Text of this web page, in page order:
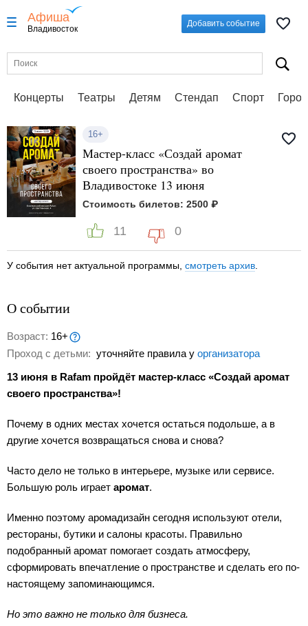
Афиша
Владивосток
Добавить событие
Концерты Театры Детям Стендап Спорт
16+
Мастер-класс «Создай аромат
своего пространства» во
Владивостоке 13 июня
Стоимость билетов: 2500 ₽
11 0
У события нет актуальной программы, смотреть архив
О событии
Возраст: 16+
Проход с детьми: уточняйте правила у организатора
13 июня в Rafam пройдёт мастер-класс «Создай аромат
своего пространства»!
Почему в одних местах хочется остаться подольше, а в
другие хочется возвращаться снова и снова?
Часто дело не только в интерьере, музыке или сервисе.
Большую роль играет аромат.
Именно поэтому аромадизайн сегодня используют отели,
рестораны, бутики и салоны красоты. Правильно
подобранный аромат помогает создать атмосферу,
сформировать впечатление о пространстве и сделать его по-
настоящему запоминающимся.
Но это важно не только для бизнеса.